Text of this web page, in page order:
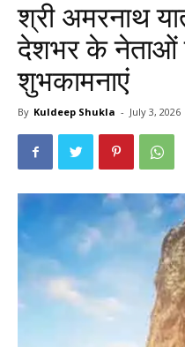
श्री अमरनाथ
देशभर के नेताओं
शुभकामनाएं
By Kuldeep Shukla - July 3, 2026